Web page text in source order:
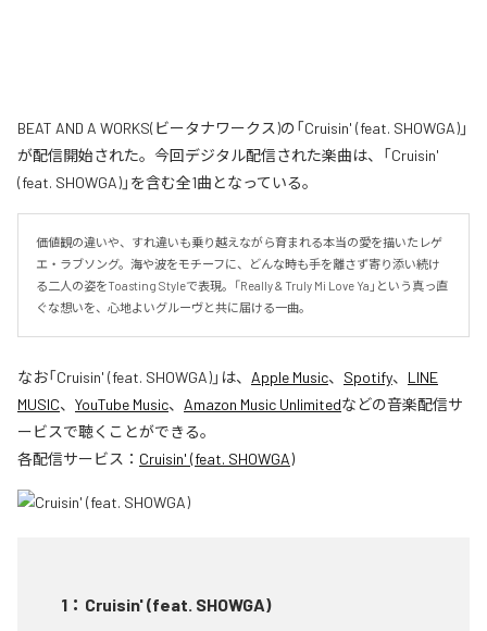
BEAT AND A WORKS(ビータナワークス)の「Cruisin' (feat. SHOWGA)」
が配信開始された。今回デジタル配信された楽曲は、「Cruisin'
(feat. SHOWGA)」を含む全1曲となっている。
価値観の違いや、すれ違いも乗り越えながら育まれる本当の愛を描いたレゲ
エ・ラブソング。海や波をモチーフに、どんな時も手を離さず寄り添い続け
る二人の姿をToasting Styleで表現。「Really & Truly Mi Love Ya」という真っ直
ぐな想いを、心地よいグルーヴと共に届ける一曲。
なお「Cruisin' (feat. SHOWGA)」は、 Apple Music、 Spotify、 LINE
MUSIC、 YouTube Music、 Amazon Music Unlimitedなどの音楽配信サ
ービスで聴くことができる。
各配信サービス： Cruisin' (feat. SHOWGA)
1 ： Cruisin' (feat. SHOWGA)